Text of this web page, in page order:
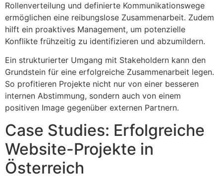
Rollenverteilung und definierte Kommunikationswege
ermöglichen eine reibungslose Zusammenarbeit. Zudem
hilft ein proaktives Management, um potenzielle
Konflikte frühzeitig zu identifizieren und abzumildern.
Ein strukturierter Umgang mit Stakeholdern kann den
Grundstein für eine erfolgreiche Zusammenarbeit legen.
So profitieren Projekte nicht nur von einer besseren
internen Abstimmung, sondern auch von einem
positiven Image gegenüber externen Partnern.
Case Studies: Erfolgreiche
Website-Projekte in
Österreich